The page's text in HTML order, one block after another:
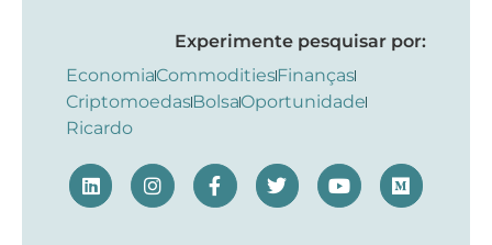
Experimente pesquisar por:
EconomiaCommoditiesFinanças
CriptomoedasBolsaOportunidade
Ricardo